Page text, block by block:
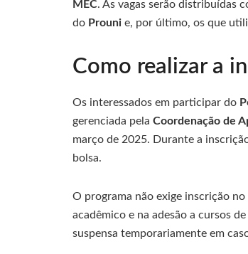
MEC. As vagas serão distribuídas
do Prouni e, por último, os que
Como realizar a
Os interessados em participar do
gerenciada pela Coordenação de
março de 2025. Durante a
bolsa.
O programa não exige inscrição no
acadêmico e na adesão a cursos
suspensa temporariamente em